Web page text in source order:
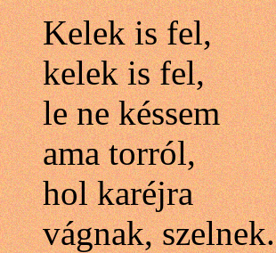
Kelek is fel,
kelek is fel,
le ne késsem
ama torról,
hol karéjra
vágnak, szelnek.